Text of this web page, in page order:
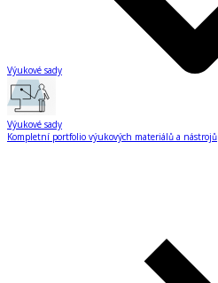
Výukové sady
Výukové sady
Kompletní portfolio výukových materiálů a nástrojů